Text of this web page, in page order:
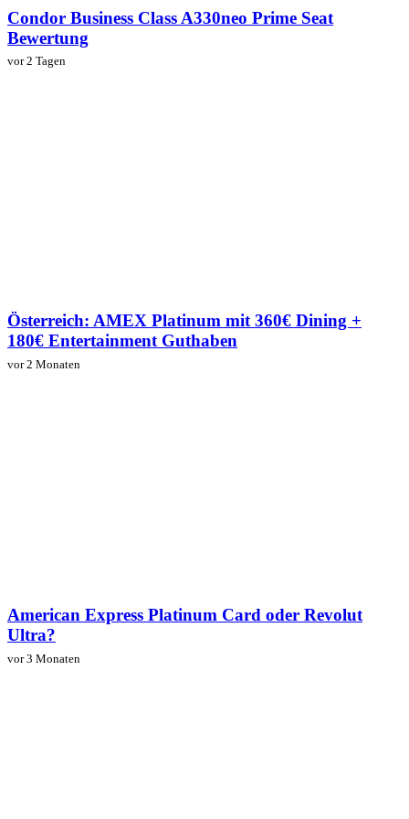
Condor Business Class A330neo Prime Seat
Bewertung
vor 2 Tagen
Österreich: AMEX Platinum mit 360€ Dining +
180€ Entertainment Guthaben
vor 2 Monaten
American Express Platinum Card oder Revolut
Ultra?
vor 3 Monaten